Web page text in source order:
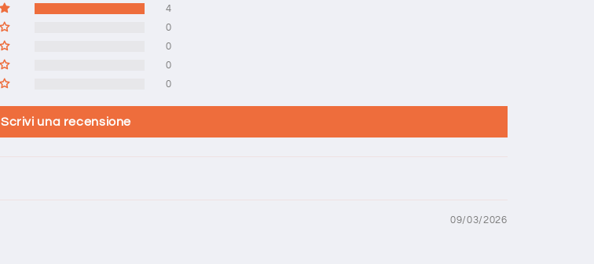
4
0
0
0
0
Scrivi una recensione
09/03/2026